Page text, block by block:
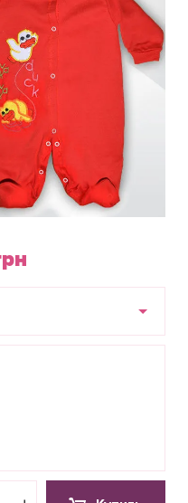
2 этаж, София Текстиль